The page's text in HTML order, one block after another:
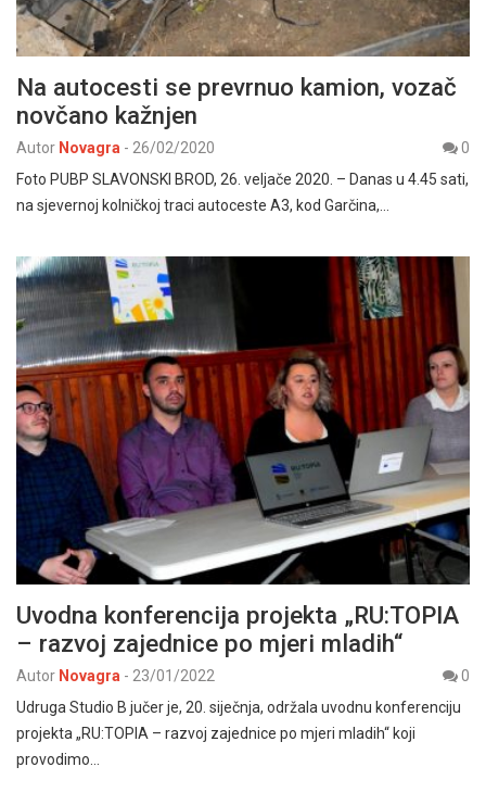
Na autocesti se prevrnuo kamion, vozač
novčano kažnjen
Autor Novagra - 26/02/2020
0
Foto PUBP SLAVONSKI BROD, 26. veljače 2020. – Danas u 4.45 sati,
na sjevernoj kolničkoj traci autoceste A3, kod Garčina,…
Uvodna konferencija projekta „RU:TOPIA
– razvoj zajednice po mjeri mladih“
Autor Novagra - 23/01/2022
0
Udruga Studio B jučer je, 20. siječnja, održala uvodnu konferenciju
projekta „RU:TOPIA – razvoj zajednice po mjeri mladih“ koji
provodimo…